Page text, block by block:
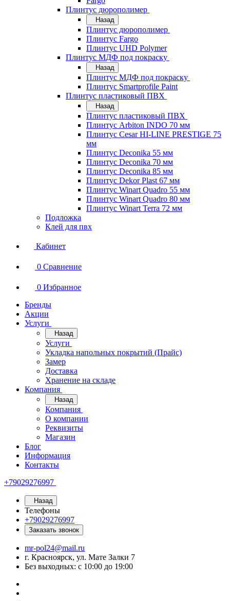
Плинтус дюрополимер
Назад
Плинтус дюрополимер
Плинтус Fargo
Плинтус UHD Polymer
Плинтус МДФ под покраску
Назад
Плинтус МДФ под покраску
Плинтус Smartprofile Paint
Плинтус пластиковый ПВХ
Назад
Плинтус пластиковый ПВХ
Плинтус Arbiton INDO 70 мм
Плинтус Cesar HI-LINE PRESTIGE 75
мм
Плинтус Deconika 55 мм
Плинтус Deconika 70 мм
Плинтус Deconika 85 мм
Плинтус Dekor Plast 67 мм
Плинтус Winart Quadro 55 мм
Плинтус Winart Quadro 80 мм
Плинтус Winart Terra 72 мм
Подложка
Клей для пвх
Кабинет
0 Сравнение
0 Избранное
Бренды
Акции
Услуги
Назад
Услуги
Укладка напольных покрытий (Прайс)
Замер
Доставка
Хранение на складе
Компания
Назад
Компания
О компании
Реквизиты
Магазин
Блог
Информация
Контакты
+79029276997
Назад
Телефоны
+79029276997
Заказать звонок
mr-pol24@mail.ru
г. Красноярск, ул. Мате Залки 7
Без выходных: с 10:00 до 19:00